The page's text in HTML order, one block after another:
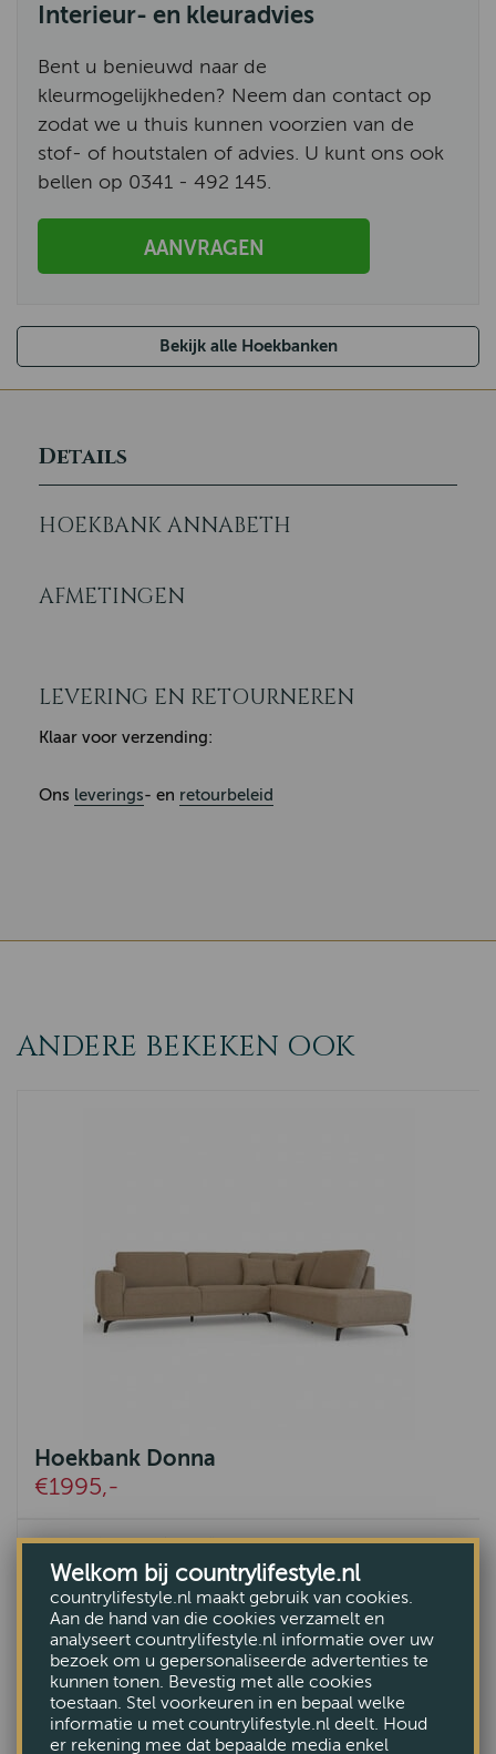
Interieur- en kleuradvies
Bent u benieuwd naar de
kleurmogelijkheden? Neem dan contact op
zodat we u thuis kunnen voorzien van de
stof- of houtstalen of advies. U kunt ons ook
bellen op 0341 - 492 145.
AANVRAGEN
Bekijk alle Hoekbanken
Details
HOEKBANK ANNABETH
AFMETINGEN
LEVERING EN RETOURNEREN
Klaar voor verzending:
Ons leverings- en retourbeleid
ANDERE BEKEKEN OOK
Hoekbank Donna
€1995,-
Welkom bij countrylifestyle.nl
countrylifestyle.nl maakt gebruik van cookies.
Aan de hand van die cookies verzamelt en
analyseert countrylifestyle.nl informatie over uw
bezoek om u gepersonaliseerde advertenties te
kunnen tonen. Bevestig met alle cookies
toestaan. Stel voorkeuren in en bepaal welke
informatie u met countrylifestyle.nl deelt. Houd
er rekening mee dat bepaalde media enkel